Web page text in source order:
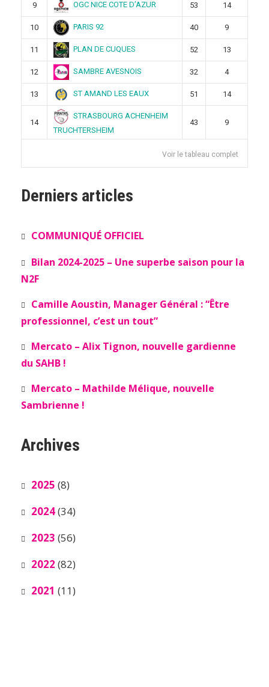
9 OGC NICE COTE D’AZUR 53 14
10 PARIS 92 40 9
11 PLAN DE CUQUES 52 13
12 SAMBRE AVESNOIS 32 4
13 ST AMAND LES EAUX 51 14
14
STRASBOURG ACHENHEIM
TRUCHTERSHEIM
43 9
Voir le tableau complet
Derniers articles
COMMUNIQUÉ OFFICIEL
Bilan 2024-2025 – Une superbe saison pour la
N2F
Camille Aoustin, Manager Général : “Être
professionnel, c’est un tout”
Mercato – Alix Tignon, nouvelle gardienne
du SAHB !
Mercato – Mathilde Mélique, nouvelle
Sambrienne !
Archives
2025 (8)
2024(34)
2023 (56)
2022 (82)
2021 (11)